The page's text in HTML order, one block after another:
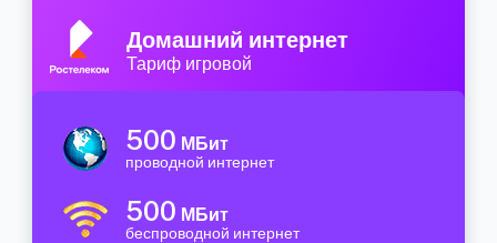
Домашний интернет
Тариф игровой
500 МБит
проводной интернет
500 МБит
беспроводной интернет